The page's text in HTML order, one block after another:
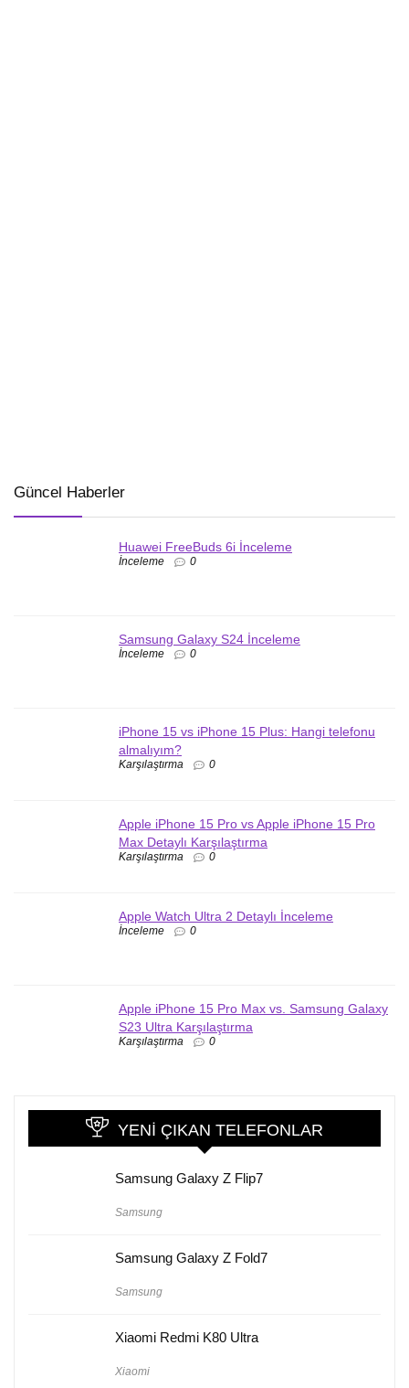
Güncel Haberler
Huawei FreeBuds 6i İnceleme
İnceleme 0
Samsung Galaxy S24 İnceleme
İnceleme 0
iPhone 15 vs iPhone 15 Plus: Hangi telefonu
almalıyım?
Karşılaştırma 0
Apple iPhone 15 Pro vs Apple iPhone 15 Pro
Max Detaylı Karşılaştırma
Karşılaştırma 0
Apple Watch Ultra 2 Detaylı İnceleme
İnceleme 0
Apple iPhone 15 Pro Max vs. Samsung Galaxy
S23 Ultra Karşılaştırma
Karşılaştırma 0
YENI ÇIKAN TELEFONLAR
Samsung Galaxy Z Flip7
Samsung
Samsung Galaxy Z Fold7
Samsung
Xiaomi Redmi K80 Ultra
Xiaomi